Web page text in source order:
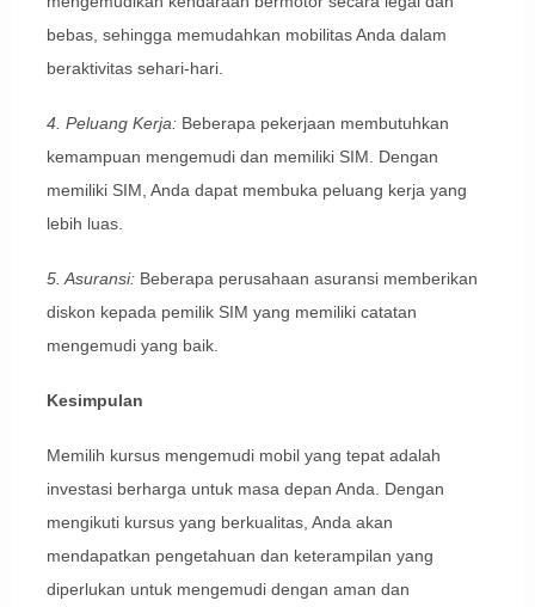
bebas, sehingga memudahkan mobilitas Anda dalam
beraktivitas sehari-hari.
4. Peluang Kerja:Beberapa pekerjaan membutuhkan
kemampuan mengemudi dan memiliki SIM. Dengan
memiliki SIM, Anda dapat membuka peluang kerja yang
lebih luas.
5. Asuransi:Beberapa perusahaan asuransi memberikan
diskon kepada pemilik SIM yang memiliki catatan
mengemudi yang baik.
Kesimpulan
Memilih kursus mengemudi mobil yang tepat adalah
investasi berharga untuk masa depan Anda. Dengan
mengikuti kursus yang berkualitas, Anda akan
mendapatkan pengetahuan dan keterampilan yang
diperlukan untuk mengemudi dengan aman dan